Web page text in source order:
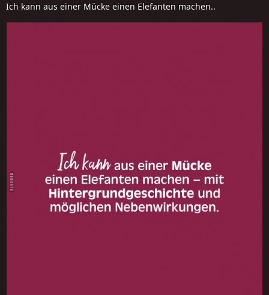
Ich kann aus einer Mücke einen Elefanten machen..